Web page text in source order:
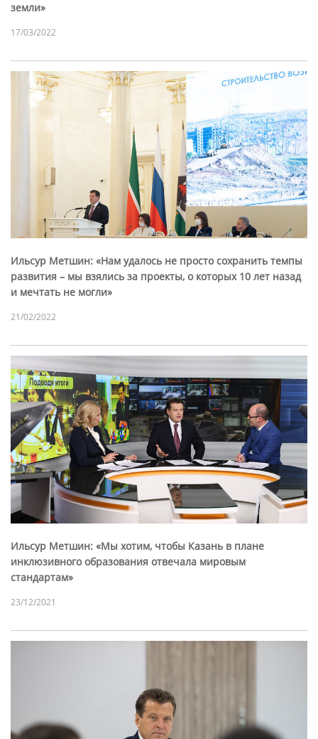
земли»
17/03/2022
Ильсур Метшин: «Нам удалось не просто сохранить темпы
развития – мы взялись за проекты, о которых 10 лет назад
и мечтать не могли»
21/02/2022
Ильсур Метшин: «Мы хотим, чтобы Казань в плане
инклюзивного образования отвечала мировым
стандартам»
23/12/2021